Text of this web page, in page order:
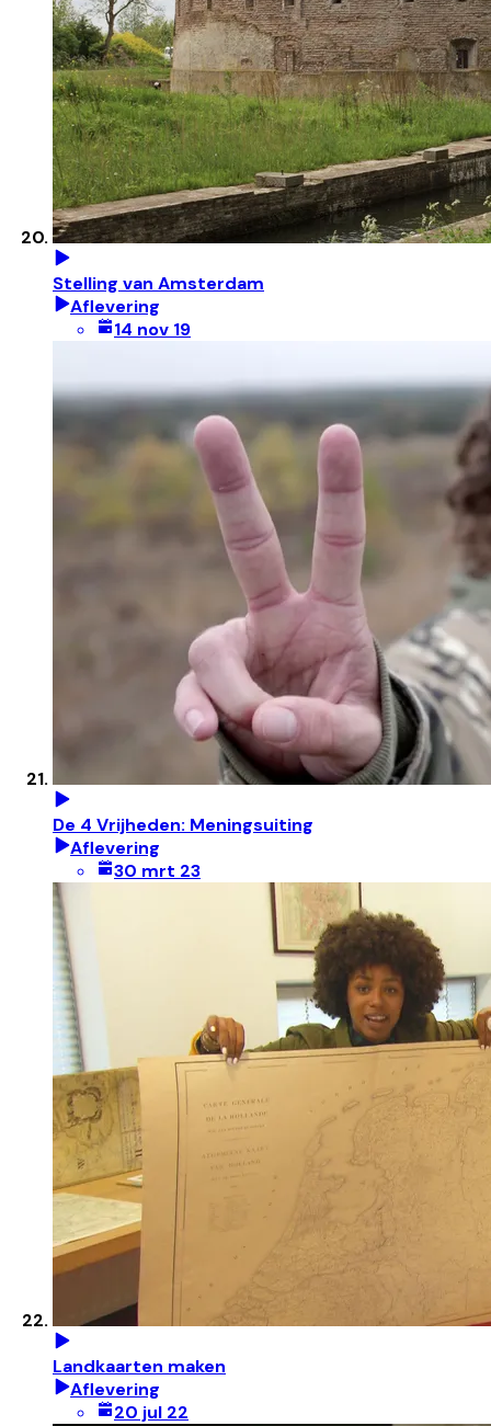
Stelling van Amsterdam
Aflevering
14 nov 19
De 4 Vrijheden: Meningsuiting
Aflevering
30 mrt 23
Landkaarten maken
Aflevering
20 jul 22